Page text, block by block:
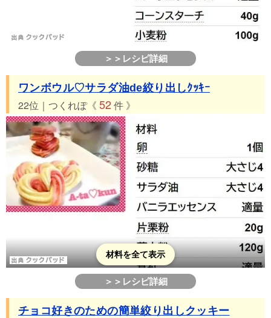
＞＞レシピ詳細
ワンボウル♡サラダ油de絞り出しｸｯｷｰ
22位｜つくれぽ《 52 件 》
材料を全て表示
＞＞レシピ詳細
チョコ好きのための簡単絞り出しクッキー